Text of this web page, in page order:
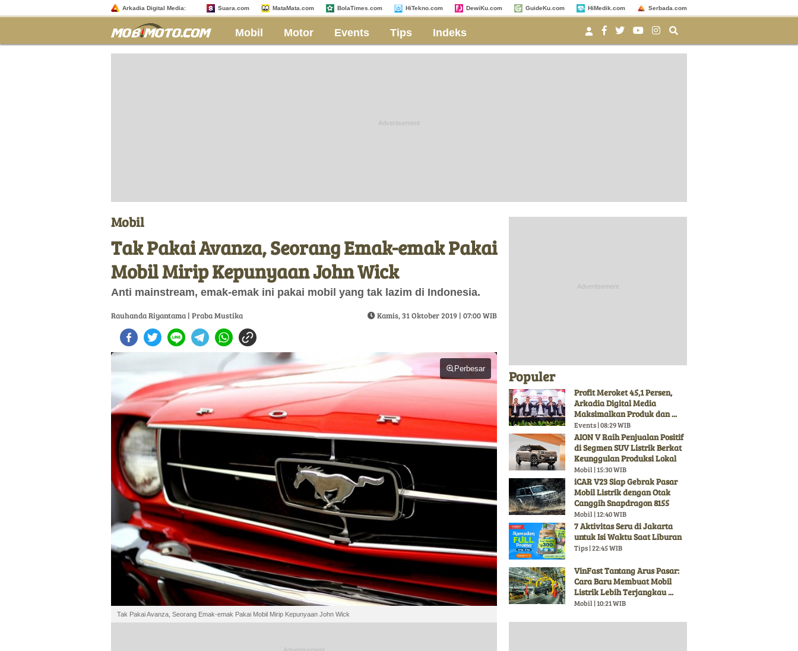
Arkadia Digital Media: Suara.com MataMata.com BolaTimes.com HiTekno.com DewiKu.com GuideKu.com HiMedik.com Serbada.com
Mobil Motor Events Tips Indeks
Mobil
Tak Pakai Avanza, Seorang Emak-emak Pakai
Mobil Mirip Kepunyaan John Wick
Anti mainstream, emak-emak ini pakai mobil yang tak lazim di Indonesia.
Rauhanda Riyantama | Praba Mustika Kamis, 31 Oktober 2019 | 07:00 WIB
Perbesar
Tak Pakai Avanza, Seorang Emak-emak Pakai Mobil Mirip Kepunyaan John Wick
Populer
Profit Meroket 45,1 Persen,
Arkadia Digital Media
Maksimalkan Produk dan ...
Events | 08:29 WIB
AION V Raih Penjualan Positif
di Segmen SUV Listrik Berkat
Keunggulan Produksi Lokal
Mobil | 15:30 WIB
iCAR V23 Siap Gebrak Pasar
Mobil Listrik dengan Otak
Canggih Snapdragon 8155
Mobil | 12:40 WIB
7 Aktivitas Seru di Jakarta
untuk Isi Waktu Saat Liburan
Tips | 22:45 WIB
VinFast Tantang Arus Pasar:
Cara Baru Membuat Mobil
Listrik Lebih Terjangkau ...
Mobil | 10:21 WIB